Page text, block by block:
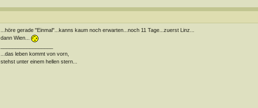
...höre gerade "Einmal"...kanns kaum noch erwarten...noch 11 Tage...zuerst Linz...
dann Wien...
...das leben kommt von vorn,
stehst unter einem hellen stern...